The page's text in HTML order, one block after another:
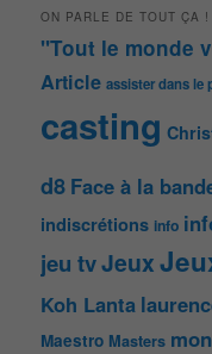
ON PARLE DE TOUT ÇA !
"Tout le monde
Article assister dans le
casting
d8 Face à la
indiscrétions info
jeu tvJeux
Koh Lanta
Maestro Masters